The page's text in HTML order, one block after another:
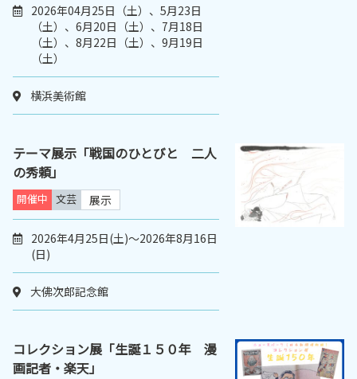
2026年04月25日（土）、5月23日
（土）、6月20日（土）、7月18日
（土）、8月22日（土）、9月19日
（土）
横浜美術館
テーマ展示「戦国のひとびと 二人
の秀頼」
開催中 文芸 展示
2026年4月25日(土)～2026年8月16日
(日)
大佛次郎記念館
コレクション展「生誕１５０年 漫
画記者・楽天」